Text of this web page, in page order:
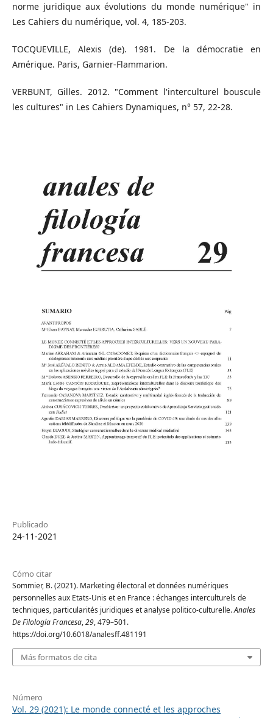
norme juridique aux évolutions du monde numérique" in
Les Cahiers du numérique, vol. 4, 185-203.
TOCQUEVILLE, Alexis (de). 1981. De la démocratie en
Amérique. Paris, Garnier-Flammarion.
VERBUNT, Gilles. 2012. "Comment l'interculturel bouscule
les cultures" in Les Cahiers Dynamiques, n° 57, 22-28.
Publicado
24-11-2021
Cómo citar
Sommier, B. (2021). Marketing électoral et données numériques
personnelles aux Etats-Unis et en France : échanges interculturels de
techniques, particularités juridiques et analyse politico-culturelle.Anales
De Filología Francesa,29, 479–501.
https://doi.org/10.6018/analesff.481191
Más formatos de cita
Número
Vol. 29 (2021): Le monde connecté et les approches